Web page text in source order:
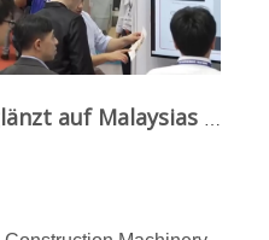
Qunfeng Machinery glänzt auf Malaysias internationaler Baumaschinenmesse und baut seine Präsenz in Südostasien aus